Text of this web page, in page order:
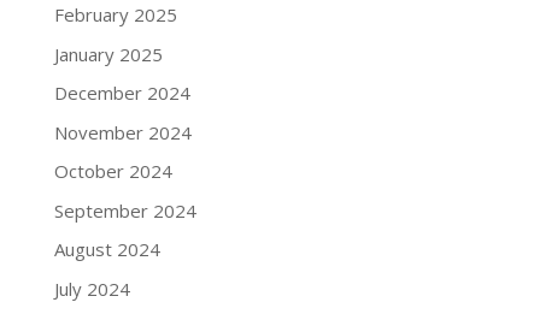
February 2025
January 2025
December 2024
November 2024
October 2024
September 2024
August 2024
July 2024